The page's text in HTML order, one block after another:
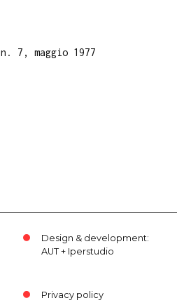
n. 7, maggio 1977
Design & development:
AUT+ Iperstudio
Privacy policy